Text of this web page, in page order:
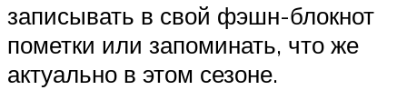
записывать в свой фэшн-блокнот
пометки или запоминать, что же
актуально в этом сезоне.